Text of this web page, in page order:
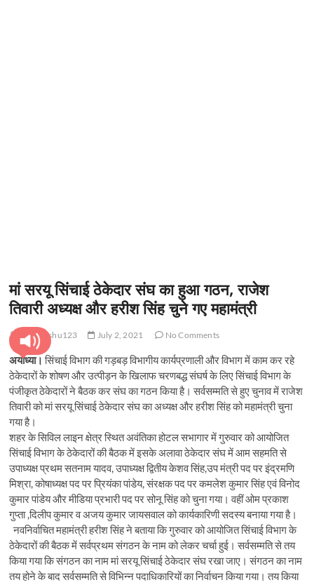
मां सरयू सिंचाई ठेकेदार संघ का हुआ गठन, राजेश
तिवारी अध्यक्ष और हरीश सिंह चुने गए महामंत्री
pratyanshu123 July 2, 2021 No Comments
अयोध्या। सिंचाई विभाग की गड़बड़ विभागीय कार्यप्रणाली और विभाग में काम कर रहे
ठेकेदारों के शोषण और उत्पीड़न के खिलाफ चरणबद्ध संघर्ष के लिए सिंचाई विभाग के
पंजीकृत ठेकेदारों ने बैठक कर संघ का गठन किया है। सर्वसम्मति से हुए चुनाव में राजेश
तिवारी को मां सरयू सिंचाई ठेकेदार संघ का अध्यक्ष और हरीश सिंह को महामंत्री चुना
गया है।
शहर के सिविल लाइन क्षेत्र स्थित अवंतिका होटल सभागार में गुरुवार को आयोजित
सिंचाई विभाग के ठेकेदारों की बैठक में इसके अलावा ठेकेदार संघ में आम सहमति से
उपाध्यक्ष प्रथम सतनाम यादव, उपाध्यक्ष द्वितीय केशव सिंह,उप मंत्री पद पर इंद्रमणि
मिश्रा, कोषाध्यक्ष पद पर प्रियंका पांडेय, संरक्षक पद पर कमलेश कुमार सिंह एवं विनोद
कुमार पांडेय और मीडिया प्रभारी पद पर सोनू सिंह को चुना गया। वहीं ओम प्रकाश
गुप्ता ,दिलीप कुमार व अजय कुमार जायसवाल को कार्यकारिणी सदस्य बनाया गया है।
नवनिर्वाचित महामंत्री हरीश सिंह ने बताया कि गुरुवार को आयोजित सिंचाई विभाग के
ठेकेदारों की बैठक में सर्वप्रथम संगठन के नाम को लेकर चर्चा हुई। सर्वसम्मति से तय
किया गया कि संगठन का नाम मां सरयू सिंचाई ठेकेदार संघ रखा जाए। संगठन का नाम
तय होने के बाद सर्वसम्मति से विभिन्न पदाधिकारियों का निर्वाचन किया गया। तय किया